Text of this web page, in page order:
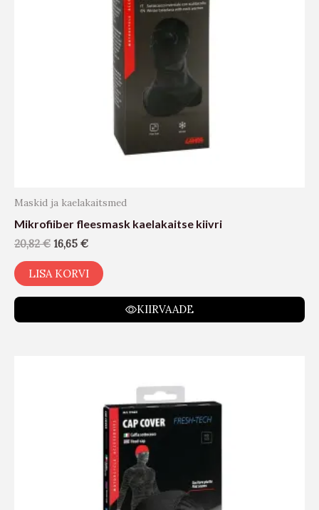
Maskid ja kaelakaitsmed
Mikrofiiber fleesmask kaelakaitse kiivri
20,82€ 16,65 €
LISA KORVI
KIIRVAADE